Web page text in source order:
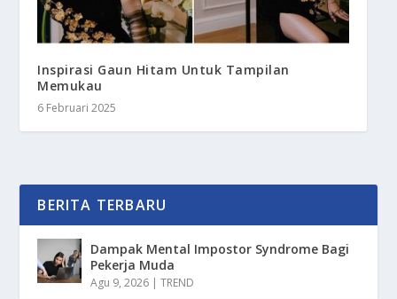
Inspirasi Gaun Hitam Untuk Tampilan
Memukau
6 Februari 2025
BERITA TERBARU
Dampak Mental Impostor Syndrome Bagi
Pekerja Muda
Agu 9, 2026 |TREND